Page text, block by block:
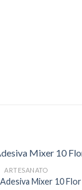
ARTESANATO
Mixer 10 Flor